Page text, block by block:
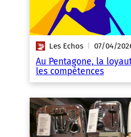
Les Echos 07/04/
Au Pentagone, la
les compétences